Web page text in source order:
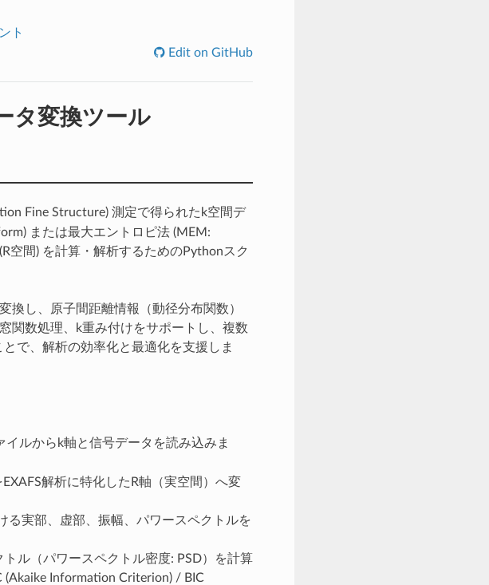
ト
Edit on GitHub
タ変換ツール
Fine Structure) 測定で得られたk空間デ
または最大エントロピ法 (MEM:
空間) を計算・解析するためのPythonスク
換し、原子間距離情報（動径分布関数）
関数処理、k重み付けをサポートし、複数
で、解析の効率化と最適化を支援しま
イルからk軸と信号データを読み込みま
解析に特化したR軸（実空間）へ変
る実部、虚部、振幅、パワースペクトルを
ル（パワースペクトル密度: PSD）を計算
(Akaike Information Criterion) / BIC